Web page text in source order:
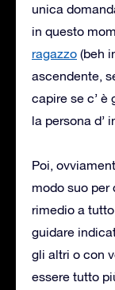
unica
in questo
ragazzo (beh
ascendente,
capire se c’
la persona d’
Poi,
modo suo per
rimedio a
guidare
gli altri o con
essere tutto